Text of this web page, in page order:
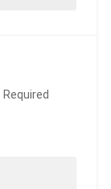
Required